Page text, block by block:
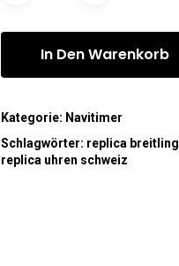
In Den Warenkorb
Kategorie: Navitimer
Schlagwörter: replica breitling
replica uhren schweiz